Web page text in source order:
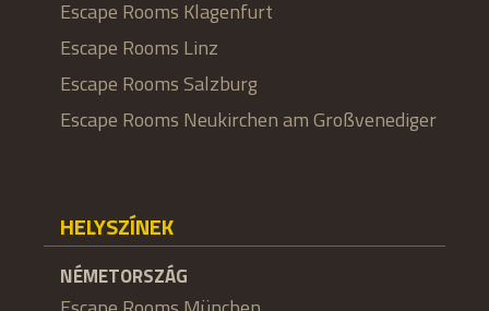
Escape Rooms Klagenfurt
Escape Rooms Linz
Escape Rooms Salzburg
Escape Rooms Neukirchen am Großvenediger
HELYSZÍNEK
NÉMETORSZÁG